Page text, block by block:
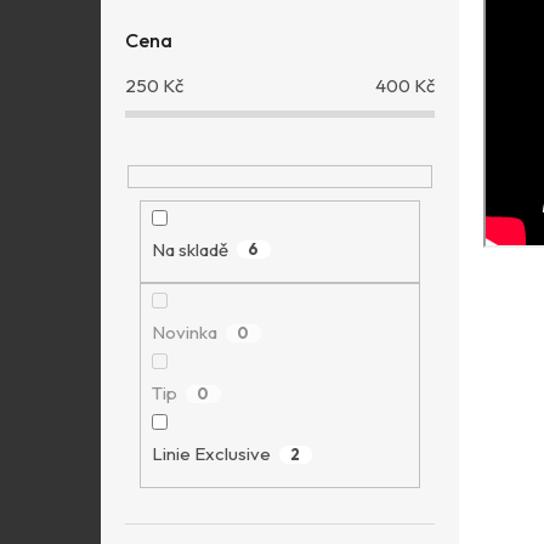
Cena
250 Kč 400 Kč
Na skladě 6
Novinka 0
Tip 0
Linie Exclusive 2